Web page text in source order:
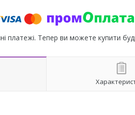
платежі. Тепер ви можете купити